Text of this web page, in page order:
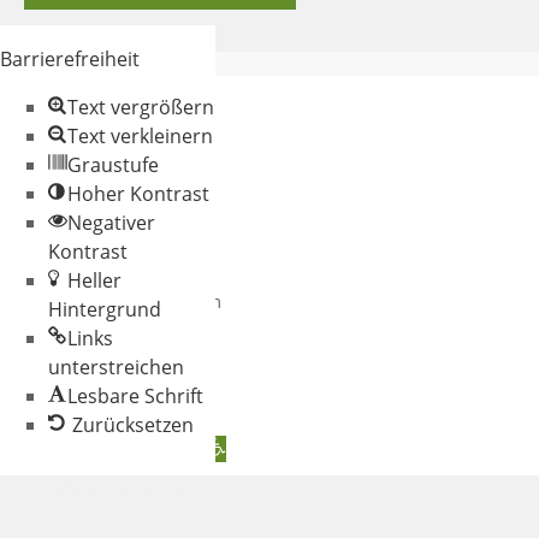
© 2026 Gemeinde
Oberschneiding
Datenschutz
Impressum
Barrierefreiheit
Text vergrößern
Text verkleinern
Graustufe
Hoher Kontrast
Negativer
Kontrast
Heller
Hintergrund
Links
unterstreichen
Lesbare Schrift
Zurücksetzen